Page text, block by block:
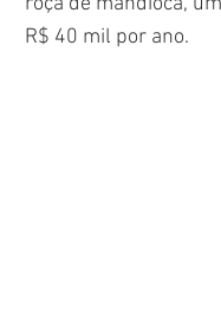
R$ 40 mil por ano.